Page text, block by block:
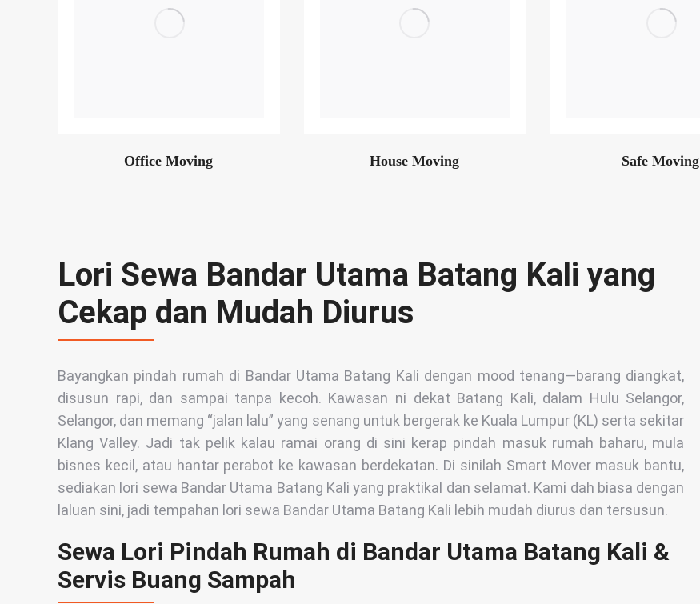
Office Moving House Moving Safe Moving
Lori Sewa Bandar Utama Batang Kali yang
Cekap dan Mudah Diurus
Bayangkan pindah rumah di Bandar Utama Batang Kali dengan mood tenang—barang diangkat,
disusun rapi, dan sampai tanpa kecoh. Kawasan ni dekat Batang Kali, dalam Hulu Selangor,
Selangor, dan memang “jalan lalu” yang senang untuk bergerak ke Kuala Lumpur (KL) serta sekitar
Klang Valley. Jadi tak pelik kalau ramai orang di sini kerap pindah masuk rumah baharu, mula
bisnes kecil, atau hantar perabot ke kawasan berdekatan. Di sinilah Smart Mover masuk bantu,
sediakan lori sewa Bandar Utama Batang Kali yang praktikal dan selamat. Kami dah biasa dengan
laluan sini, jadi tempahan lori sewa Bandar Utama Batang Kali lebih mudah diurus dan tersusun.
Sewa Lori Pindah Rumah di Bandar Utama Batang Kali &
Servis Buang Sampah